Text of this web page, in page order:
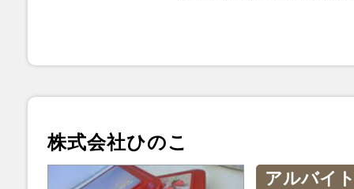
株式会社ひのこ
アルバイ